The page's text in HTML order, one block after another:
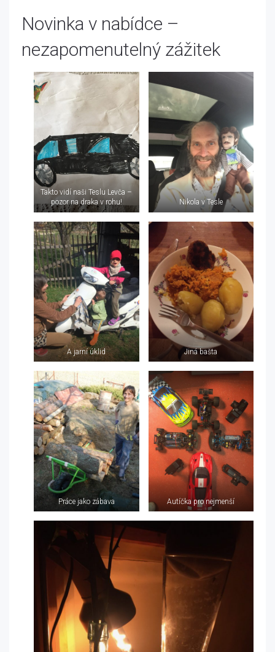
Novinka v nabídce –
nezapomenutelný zážitek
Takto vidí naši Teslu Levča –
pozor na draka v rohu!
Nikola v Tesle
A jarní úklid Jiná bašta
Práce jako zábava Autíčka pro nejmenší